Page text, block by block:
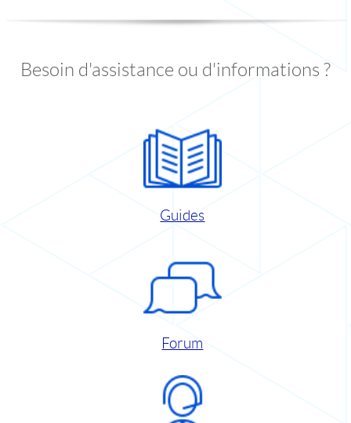
Besoin d'assistance ou d'informations ?
Guides
Forum